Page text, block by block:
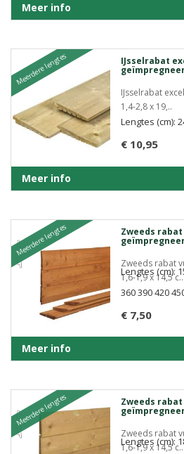
Meer info
Meerdere lengtes IJsselrabat
IJsselrabat
1,4-2,8 x 19,..
€ 10,95
Lengtes (cm):
Meer info
Meerdere lengtes Zweeds
Zweeds rabat
1,6-1,9 x 14,5 c..
€ 7,50
Lengtes (cm):
360 390 420
Meer info
Meerdere lengtes Zweeds
Zweeds rabat
1,6-1,9 x 14,5 c..
Lengtes (cm):